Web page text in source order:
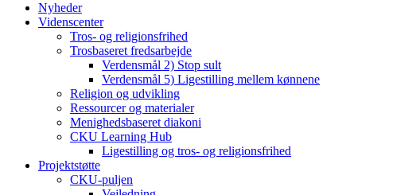
Nyheder
Videnscenter
Tros- og religionsfrihed
Trosbaseret fredsarbejde
Verdensmål 2) Stop sult
Verdensmål 5) Ligestilling mellem kønnene
Religion og udvikling
Ressourcer og materialer
Menighedsbaseret diakoni
CKU Learning Hub
Ligestilling og tros- og religionsfrihed
Projektstøtte
CKU-puljen